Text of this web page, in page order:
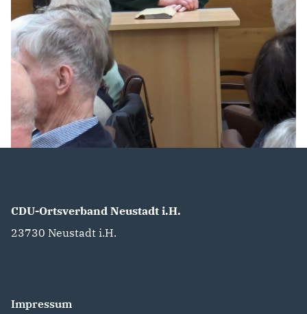
CDU-Ortsverband Neustadt i.H.
23730 Neustadt i.H.
Impressum